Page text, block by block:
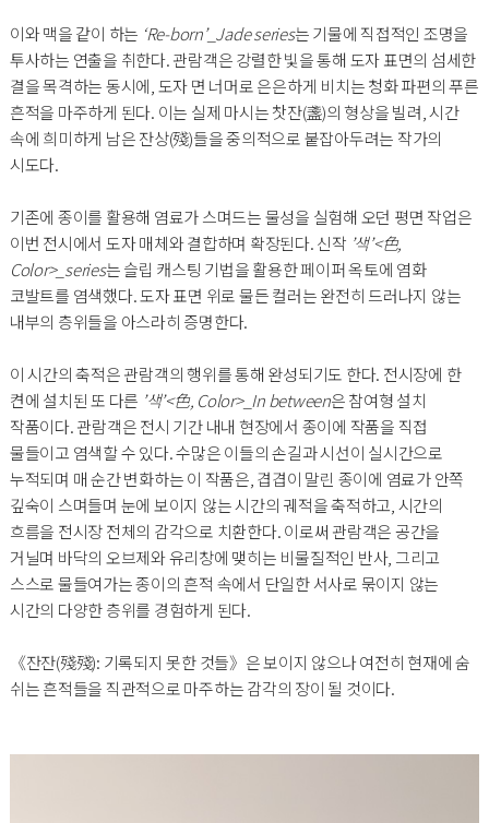
이와 맥을 같이 하는 ‘Re-born’_Jade series는 기물에 직접적인 조명을
투사하는 연출을 취한다. 관람객은 강렬한 빛을 통해 도자 표면의 섬세한
결을 목격하는 동시에, 도자 면 너머로 은은하게 비치는 청화 파편의 푸른
흔적을 마주하게 된다. 이는 실제 마시는 찻잔(盞)의 형상을 빌려, 시간
속에 희미하게 남은 잔상(殘)들을 중의적으로 붙잡아두려는 작가의
시도다.
기존에 종이를 활용해 염료가 스며드는 물성을 실험해 오던 평면 작업은
이번 전시에서 도자 매체와 결합하며 확장된다. 신작 ’색’<色,
Color>_series는 슬립 캐스팅 기법을 활용한 페이퍼 옥토에 염화
코발트를 염색했다. 도자 표면 위로 물든 컬러는 완전히 드러나지 않는
내부의 층위들을 아스라히 증명한다.
이 시간의 축적은 관람객의 행위를 통해 완성되기도 한다. 전시장에 한
켠에 설치된 또 다른 ’색’<色, Color>_In between은 참여형 설치
작품이다. 관람객은 전시 기간 내내 현장에서 종이에 작품을 직접
물들이고 염색할 수 있다. 수많은 이들의 손길과 시선이 실시간으로
누적되며 매 순간 변화하는 이 작품은, 겹겹이 말린 종이에 염료가 안쪽
깊숙이 스며들며 눈에 보이지 않는 시간의 궤적을 축적하고, 시간의
흐름을 전시장 전체의 감각으로 치환한다. 이로써 관람객은 공간을
거닐며 바닥의 오브제와 유리창에 맺히는 비물질적인 반사, 그리고
스스로 물들여가는 종이의 흔적 속에서 단일한 서사로 묶이지 않는
시간의 다양한 층위를 경험하게 된다.
《잔잔(殘殘): 기록되지 못한 것들》은 보이지 않으나 여전히 현재에 숨
쉬는 흔적들을 직관적으로 마주하는 감각의 장이 될 것이다.